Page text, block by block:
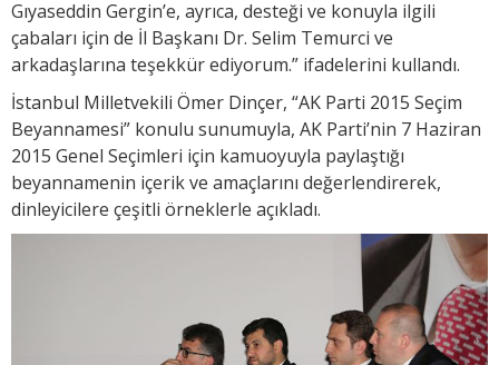
Gıyaseddin Gergin’e, ayrıca, desteği ve konuyla ilgili
çabaları için de İl Başkanı Dr. Selim Temurci ve
arkadaşlarına teşekkür ediyorum.” ifadelerini kullandı.
İstanbul Milletvekili Ömer Dinçer, “AK Parti 2015 Seçim
Beyannamesi” konulu sunumuyla, AK Parti’nin 7 Haziran
2015 Genel Seçimleri için kamuoyuyla paylaştığı
beyannamenin içerik ve amaçlarını değerlendirerek,
dinleyicilere çeşitli örneklerle açıkladı.